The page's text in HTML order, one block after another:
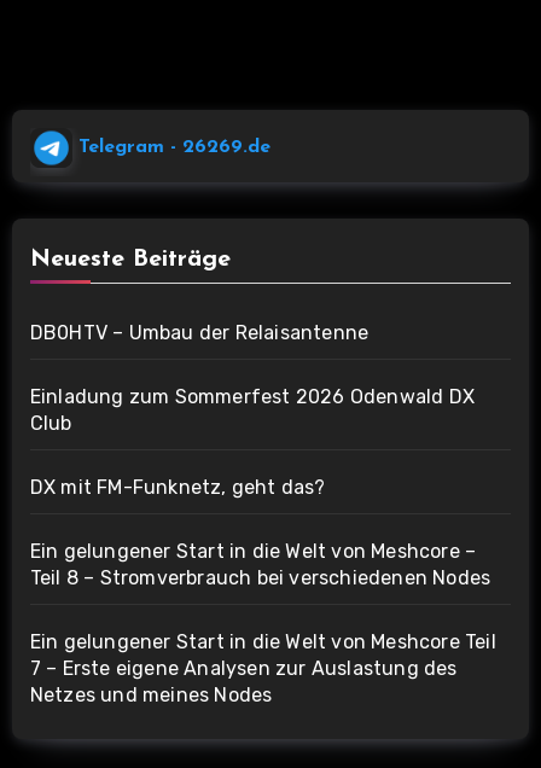
Telegram - 26269.de
Neueste Beiträge
DB0HTV – Umbau der Relaisantenne
Einladung zum Sommerfest 2026 Odenwald DX
Club
DX mit FM-Funknetz, geht das?
Ein gelungener Start in die Welt von Meshcore –
Teil 8 – Stromverbrauch bei verschiedenen Nodes
Ein gelungener Start in die Welt von Meshcore Teil
7 – Erste eigene Analysen zur Auslastung des
Netzes und meines Nodes